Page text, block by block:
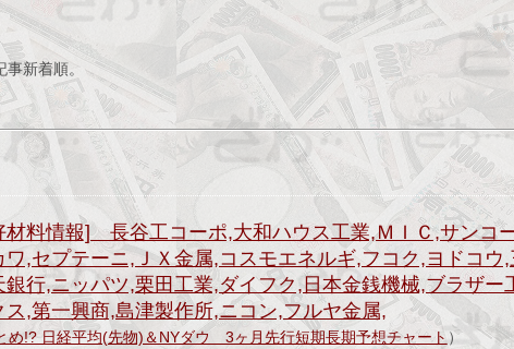
新着順。
材料情報] 長谷工コーポ,大和ハウス工業,ＭＩＣ,サンコ
ワ,セプテーニ,ＪＸ金属,コスモエネルギ,フコク,ヨドコ
銀行,ニッパツ,栗田工業,ダイフク,日本金銭機械,ブラザ
,第一興商,島津製作所,ニコン,フルヤ金属,
め!? 日経平均(先物)＆NYダウ 3ヶ月先行短期長期予想チャート）